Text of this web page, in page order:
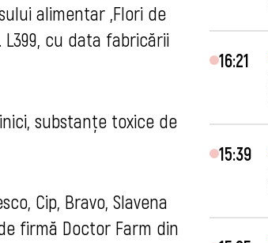
alimentar „Flori de
L399, cu data fabricării
substanțe toxice de
Cip, Bravo, Slavena
firmă Doctor Farm din
16:21
15:39